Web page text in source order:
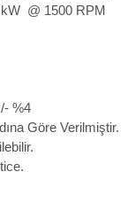
@ 1500 RPM
%4
Göre Verilmiştir.